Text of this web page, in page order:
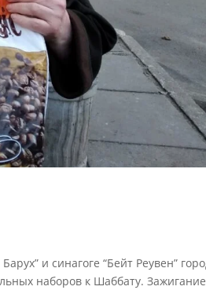
и синагоге “Бейт Реувен”
наборов к Шаббату. Зажигание